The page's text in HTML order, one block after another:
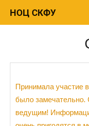
НОЦ СКФУ
Принимала участие
было
ведущим!